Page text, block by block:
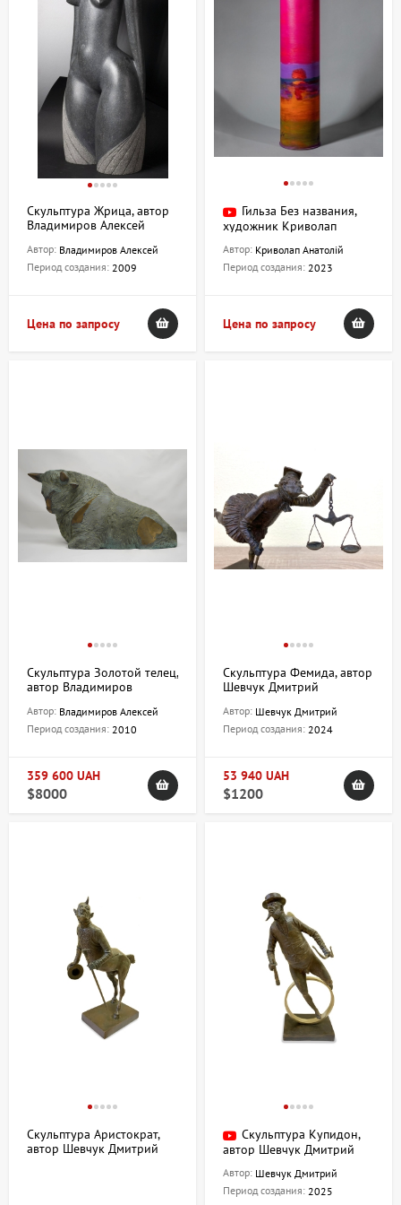
Скульптура Жрица, автор
Владимиров Алексей
Автор: Владимиров Алексей
Период создания: 2009
Цена по запросу
Гильза Без названия,
художник Криволап
Автор: Криволап Анатолій
Период создания: 2023
Цена по запросу
Скульптура Золотой телец,
автор Владимиров
Автор: Владимиров Алексей
Период создания: 2010
359 600 UAH
$8000
Скульптура Фемида, автор
Шевчук Дмитрий
Автор: Шевчук Дмитрий
Период создания: 2024
53 940 UAH
$1200
Скульптура Аристократ,
автор Шевчук Дмитрий
Скульптура Купидон,
автор Шевчук Дмитрий
Автор: Шевчук Дмитрий
Период создания: 2025